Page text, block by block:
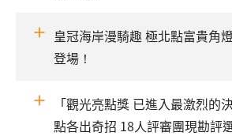
皇冠海岸漫騎趣 極北點富貴角
登場！
「觀光亮點獎 已進入最激烈的
點各出奇招 18人評審團現勘評